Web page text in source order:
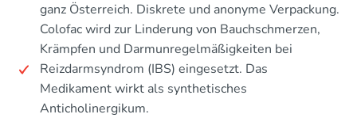
ganz Österreich. Diskrete und anonyme Verpackung.
Colofac wird zur Linderung von Bauchschmerzen,
Krämpfen und Darmunregelmäßigkeiten bei
Reizdarmsyndrom (IBS) eingesetzt. Das
Medikament wirkt als synthetisches
Anticholinergikum.